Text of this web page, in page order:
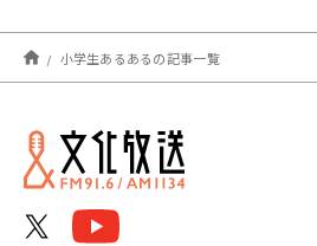
2023年06月
2023年05月
2023年04月
小学生あるあるの記事一覧